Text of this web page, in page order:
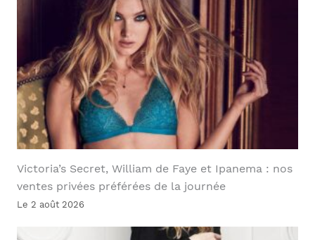
Victoria’s Secret, William de Faye et Ipanema : nos
ventes privées préférées de la journée
Le 2 août 2026